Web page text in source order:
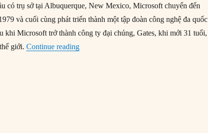
có trụ sở tại Albuquerque, New Mexico, Microsoft chuyển đến
và cuối cùng phát triển thành một tập đoàn công nghệ đa quốc
khi Microsoft trở thành công ty đại chúng, Gates, khi mới 31 tuổi,
giới.Continue reading“04/04/1975: Microsoft được thành lập”